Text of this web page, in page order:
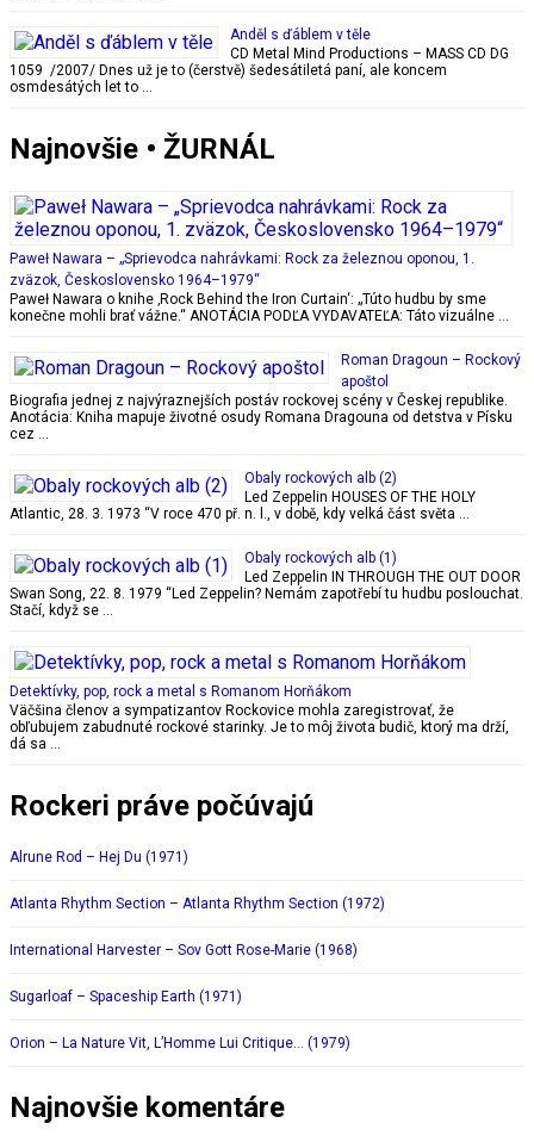
Anděl s ďáblem v těle
CD Metal Mind Productions – MASS CD DG
1059 /2007/ Dnes už je to (čerstvě) šedesátiletá paní, ale koncem
osmdesátých let to …
Najnovšie • ŽURNÁL
Paweł Nawara – „Sprievodca nahrávkami: Rock za železnou oponou, 1.
zväzok, Československo 1964–1979“
Paweł Nawara o knihe ‚Rock Behind the Iron Curtain‘: „Túto hudbu by sme
konečne mohli brať vážne.“ ANOTÁCIA PODĽA VYDAVATEĽA: Táto vizuálne …
Roman Dragoun – Rockový
apoštol
Biografia jednej z najvýraznejších postáv rockovej scény v Českej republike.
Anotácia: Kniha mapuje životné osudy Romana Dragouna od detstva v Písku
cez …
Obaly rockových alb (2)
Led Zeppelin HOUSES OF THE HOLY
Atlantic, 28. 3. 1973 “V roce 470 př. n. l., v době, kdy velká část světa …
Obaly rockových alb (1)
Led Zeppelin IN THROUGH THE OUT DOOR
Swan Song, 22. 8. 1979 “Led Zeppelin? Nemám zapotřebí tu hudbu poslouchat.
Stačí, když se …
Detektívky, pop, rock a metal s Romanom Horňákom
Väčšina členov a sympatizantov Rockovice mohla zaregistrovať, že
obľubujem zabudnuté rockové starinky. Je to môj života budič, ktorý ma drží,
dá sa …
Rockeri práve počúvajú
Alrune Rod – Hej Du (1971)
Atlanta Rhythm Section – Atlanta Rhythm Section (1972)
International Harvester – Sov Gott Rose-Marie (1968)
Sugarloaf – Spaceship Earth (1971)
Orion – La Nature Vit, L’Homme Lui Critique… (1979)
Najnovšie komentáre